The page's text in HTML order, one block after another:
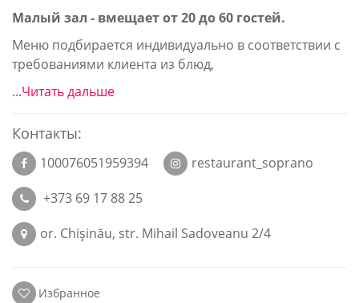
Малый зал - вмещает от 20 до 60 гостей.
Меню подбирается индивидуально в соответствии с
требованиями клиента из блюд,
...Читать дальше
Контакты:
100076051959394
restaurant_soprano
+373 69 17 88 25
or. Chişinău, str. Mihail Sadoveanu 2/4
Избранное